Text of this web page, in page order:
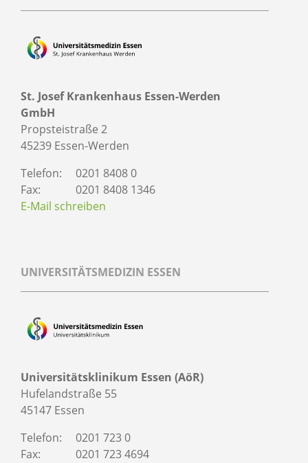
St. Josef Krankenhaus Essen-Werden
GmbH
Propsteistraße 2
45239 Essen-Werden
Telefon:
0201 8408 0
Fax:
0201 8408 1346
E-Mail schreiben
UNIVERSITÄTSMEDIZIN ESSEN
Universitätsklinikum Essen (AöR)
Hufelandstraße 55
45147 Essen
Telefon:
0201 723 0
Fax:
0201 723 4694